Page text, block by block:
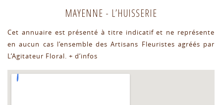
MAYENNE - L’HUISSERIE
Cet annuaire est présenté à titre indicatif et ne représente
en aucun cas l’ensemble des Artisans Fleuristes agréés par
L’Agitateur Floral. + d’infos